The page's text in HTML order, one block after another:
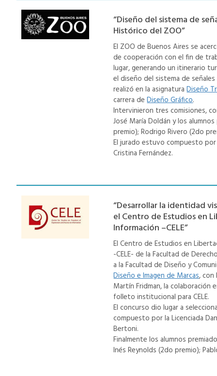
“Diseño del sistema de
Histórico del ZOO”
El ZOO de Buenos Aires se
de cooperación con el fin de
lugar, generando un itinerario
el diseño del sistema de
realizó en la asignaturaDiseño
carrera deDiseño Gráfico.
Intervinieron tres comisiones,
José María Doldán y los
premio); Rodrigo Rivero (2do
El jurado estuvo compuesto
Cristina Fernández.
“Desarrollar la identidad
el Centro de Estudios en
Información –CELE”
El Centro de Estudios en
-CELE- de la Facultad de
a la Facultad de Diseño y
Diseño e Imagen de Marcas,
Martín Fridman, la colaboración
folleto institucional para CELE.
El concurso dio lugar a
compuesto por la Licenciada
Bertoni.
Finalmente los alumnos
Inés Reynolds (2do premio);